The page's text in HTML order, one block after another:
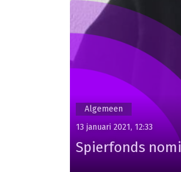
Algemeen
13 januari 2021, 12:33
Spierfonds